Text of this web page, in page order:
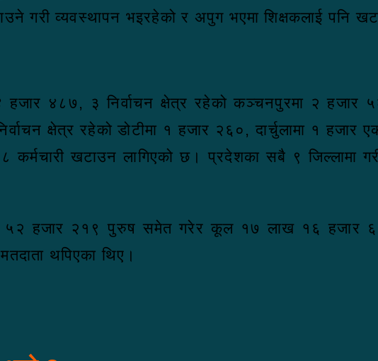
गरी व्यवस्थापन भइरहेको र अपुग भएमा शिक्षकलाई पनि
हजार ४८७, ३ निर्वाचन क्षेत्र रहेको कञ्चनपुरमा २ हजार
क्षेत्र रहेको डोटीमा १ हजार २६०, दार्चुलामा १
खटाउन लागिएको छ। प्रदेशका सबै ९ जिल्लामा
हजार २१९ पुरुष समेत गरेर कूल १७ लाख १६ हजार
थपिएका थिए।